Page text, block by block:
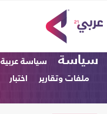
سياسة سياسة عربية
ملفات وتقارير
اختبار